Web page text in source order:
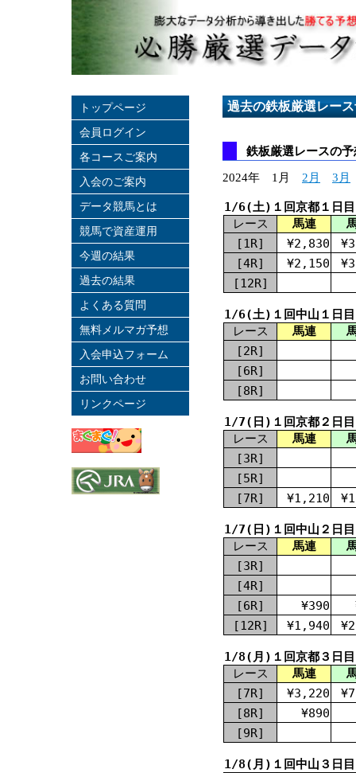
過去の鉄板厳選レー
鉄板厳選レースの
2024年 1月 2月 3月
1/6(土)１回京都１日目
レース
馬連
[1R]
¥2,830
[4R]
¥2,150
[12R]
1/6(土)１回中山１日目
レース
馬連
[2R]
[6R]
[8R]
1/7(日)１回京都２日目
レース
馬連
[3R]
[5R]
[7R]
¥1,210
1/7(日)１回中山２日目
レース
馬連
[3R]
[4R]
[6R]
¥390
[12R]
¥1,940
1/8(月)１回京都３日目
レース
馬連
[7R]
¥3,220
[8R]
¥890
[9R]
1/8(月)１回中山３日目
トップページ
会員ログイン
各コースご案内
入会のご案内
データ競馬とは
競馬で資産運用
今週の結果
過去の結果
よくある質問
無料メルマガ予想
入会申込フォーム
お問い合わせ
リンクページ